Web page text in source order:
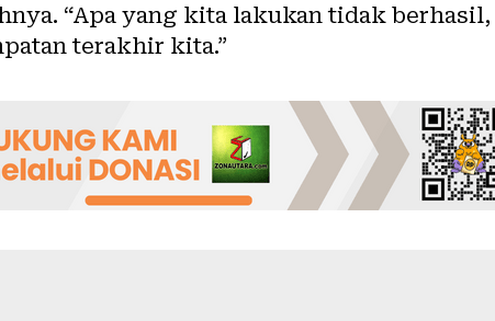
“Apa yang kita lakukan tidak
terakhir kita.”